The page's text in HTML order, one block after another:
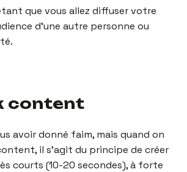
que vous allez diffuser votre
d’une autre personne ou
content
avoir donné faim, mais quand on
il s’agit du principe de créer
courts (10-20 secondes), à forte